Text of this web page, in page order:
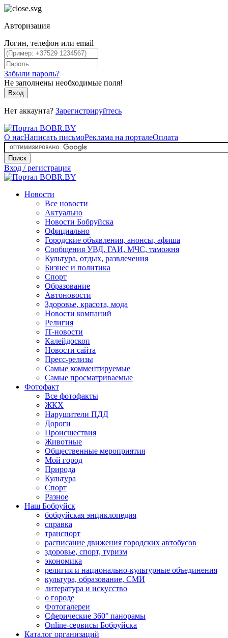
Авторизация
Логин, телефон или email
Забыли пароль?
Не заполнены необходимые поля!
Вход
Нет аккаунта? Зарегистрируйтесь
О насНаписать письмоРеклама на порталеОплата
Поиск
Вход / регистрация
Новости
Все новости
Актуально
Новости Бобруйска
Официально
Городские объявления, анонсы, афиша
Сообщения УВД, ГАИ, МЧС, таможня
Культура, отдых, развлечения
Бизнес и политика
Спорт
Образование
Автоновости
Здоровье, красота, мода
Новости компаний
Религия
IT-новости
Калейдоскоп
Новости сайта
Пресс-релизы
Самые комментируемые
Самые просматриваемые
Фотофакт
Все фотофакты
ЖКХ
Нарушители ПДД
Дороги
Происшествия
Животные
Общественные мероприятия
Мой город
Природа
Культура
Спорт
Разное
Наш Бобруйск
бобруйская энциклопедия
справка
транспорт
расписание движения городских автобусов
здоровье, спорт, туризм
экономика
религия и национально-культурные объединения
культура, образование, СМИ
литература и искусство
о городе
Фотогалереи
Сферические 360° панорамы
Online-сервисы Бобруйска
Каталог организаций